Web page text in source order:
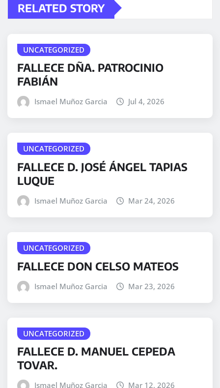
RELATED STORY
UNCATEGORIZED
FALLECE DÑA. PATROCINIO
FABIÁN
Ismael Muñoz Garcia Jul 4, 2026
UNCATEGORIZED
FALLECE D. JOSÉ ÁNGEL TAPIAS
LUQUE
Ismael Muñoz Garcia Mar 24, 2026
UNCATEGORIZED
FALLECE DON CELSO MATEOS
Ismael Muñoz Garcia Mar 23, 2026
UNCATEGORIZED
FALLECE D. MANUEL CEPEDA
TOVAR.
Ismael Muñoz Garcia Mar 12, 2026